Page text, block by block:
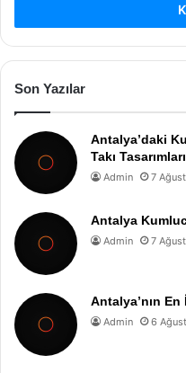
Son Yazılar
Antalya’daki
Takı Tasarımları
Admin 7
Antalya
Admin 7
Antalya’nın
Admin 6